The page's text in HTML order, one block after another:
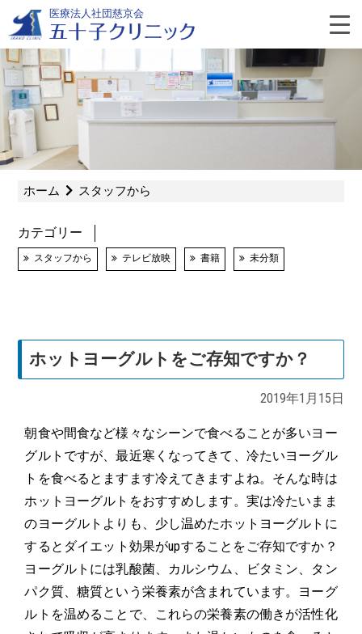
content
医療法人社団慈京会
ホーム スタッフから
カテゴリー
スタッフから テレビ放映 書籍 未分類
ホットヨーグルトをご存知ですか？
2019年1月15日
朝食や間食など様々なシーンで食べることが多いヨー
グルトですが、最近寒くなってきて、冷たいヨーグル
トを食べるとますます冷えてきますよね。そんな時は
ホットヨーグルトをおすすめします。実は冷たいまま
のヨーグルトよりも、少し温めたホットヨーグルトに
するとダイエット効果がupすることをご存知ですか？
ヨーグルトには乳酸菌、カルシウム、ビタミン、タン
パク質、糖質という栄養素が含まれています。ヨーグ
ルトを温めることで、これらの栄養素の働きが活性化